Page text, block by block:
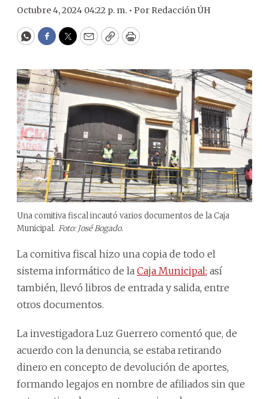
Octubre 4, 2024 04:22 p. m. • Por Redacción ÚH
WhatsApp
Facebook
Twitter
EmailCopyPrint
Una comitiva fiscal incautó varios documentos de la Caja
Municipal. Foto: José Bogado.
La comitiva fiscal hizo una copia de todo el
sistema informático de la Caja Municipal; así
también, llevó libros de entrada y salida, entre
otros documentos.
La investigadora Luz Guerrero comentó que, de
acuerdo con la denuncia, se estaba retirando
dinero en concepto de devolución de aportes,
formando legajos en nombre de afiliados sin que